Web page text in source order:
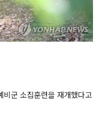
비군 소집훈련을 재개했다고